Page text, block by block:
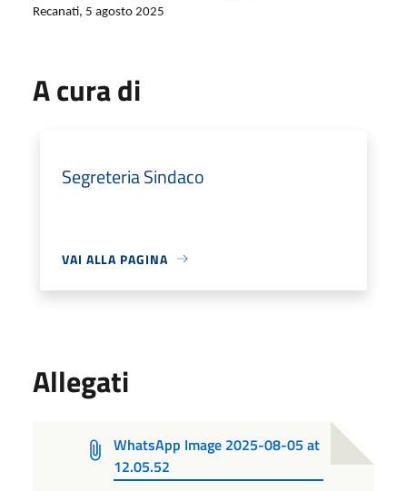
Recanati, 5 agosto 2025
A cura di
Segreteria Sindaco
VAI ALLA PAGINA
Allegati
WhatsApp Image 2025-08-05 at
12.05.52